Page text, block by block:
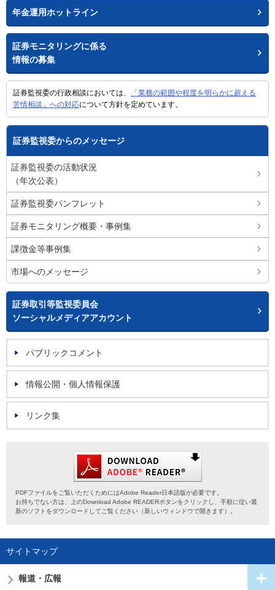
年金運用ホットライン
証券モニタリングに係る
情報の募集
証券監視委の行政相談においては、
「業務の範囲や程度を明らかに超える
苦情相談」への対応について方針を定めています。
証券監視委からのメッセージ
証券監視委の活動状況
（年次公表）
証券監視委パンフレット
証券モニタリング概要・事例集
課徴金等事例集
市場へのメッセージ
証券取引等監視委員会
ソーシャルメディアアカウント
パブリックコメント
情報公開・個人情報保護
リンク集
PDFファイルをご覧いただくためにはAdobe Reader日本語版が必要です。
お持ちでない方は、上のDownload Adobe READERボタンをクリックし、手順に従い最
新のソフトをダウンロードしてご覧ください（新しいウィンドウで開きます）。
サイトマップ
報道・広報